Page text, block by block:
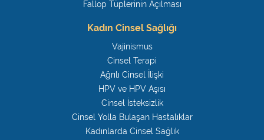
Fallop Tüplerinin Açılması
Kadın Cinsel Sağlığı
Vajinismus
Cinsel Terapi
Ağrılı Cinsel İlişki
HPV ve HPV Aşısı
Cinsel İsteksizlik
Cinsel Yolla Bulaşan Hastalıklar
Kadınlarda Cinsel Sağlık